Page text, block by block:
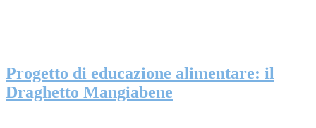
Progetto di educazione alimentare: il
Draghetto Mangiabene